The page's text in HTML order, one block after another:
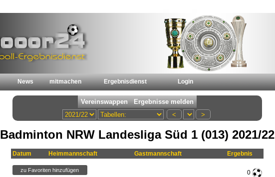
News mitmachen Ergebnisdienst Login
Badminton NRW Landesliga Süd 1 (013) 2021/22
Datum Heimmannschaft Gastmannschaft Ergebnis
0